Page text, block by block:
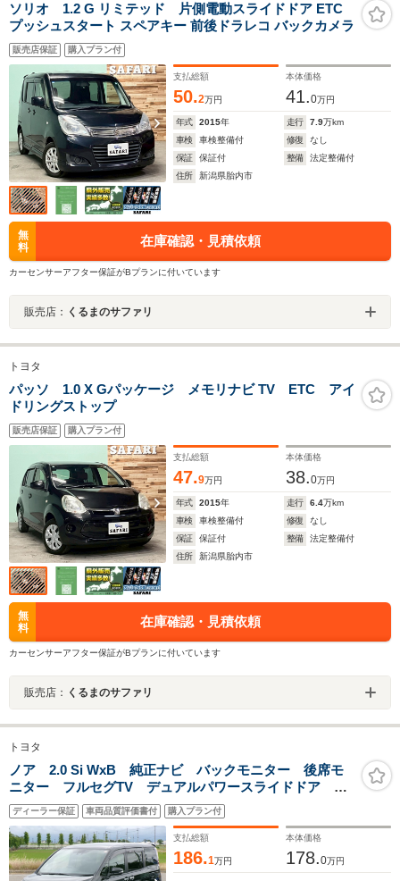
ソリオ 1.2 G リミテッド 片側電動スライドドア ETC
プッシュスタート スペアキー 前後ドラレコ バックカメラ
販売店保証 購入プラン付
支払総額
50.2万円
本体価格
41.0万円
年式 2015年 走行 7.9万km
車検
車検整備付 修復
なし
保証
保証付 整備
法定整備付
住所
新潟県胎内市
無
料
在庫確認・見積依頼
カーセンサーアフター保証がBプランに付いています
販売店： くるまのサファリ
トヨタ
パッソ 1.0 X Gパッケージ メモリナビ TV ETC アイ
ドリングストップ
販売店保証 購入プラン付
支払総額
47.9万円
本体価格
38.0万円
年式 2015年 走行 6.4万km
車検
車検整備付 修復
なし
保証
保証付 整備
法定整備付
住所
新潟県胎内市
無
料
在庫確認・見積依頼
カーセンサーアフター保証がBプランに付いています
販売店： くるまのサファリ
トヨタ
ノア 2.0 Si WxB 純正ナビ バックモニター 後席モ
ニター フルセグTV デュアルパワースライドドア
LEDヘッドランプ ETC
ディーラー保証 車両品質評価書付 購入プラン付
支払総額
186.1万円
本体価格
178.0万円